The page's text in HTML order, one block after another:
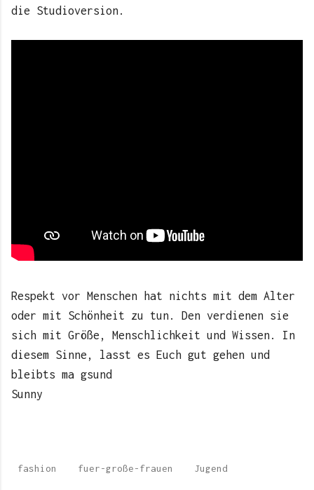
die Studioversion.
Respekt vor Menschen hat nichts mit dem Alter
oder mit Schönheit zu tun. Den verdienen sie
sich mit Größe, Menschlichkeit und Wissen. In
diesem Sinne, lasst es Euch gut gehen und
bleibts ma gsund
Sunny
fashion fuer-große-frauen Jugend